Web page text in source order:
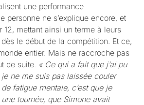
une performance
personne ne s’explique encore, et
12, mettant ainsi un terme à leurs
le début de la compétition. Et ce,
entier. Mais ne raccroche pas
de suite. « Ce qui a fait que j’ai pu
ne me suis pas laissée couler
fatigue mentale, c’est que je
tournée, que Simone avait